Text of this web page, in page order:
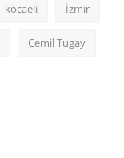
kocaeli İzmir
Cemil Tugay